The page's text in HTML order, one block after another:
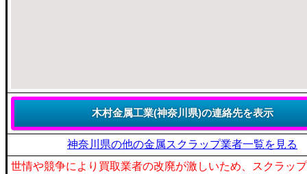
神奈川県の他の金属スクラップ業者一覧を見る
世情や競争により買取業者の改廃が激しいため、スクラッ